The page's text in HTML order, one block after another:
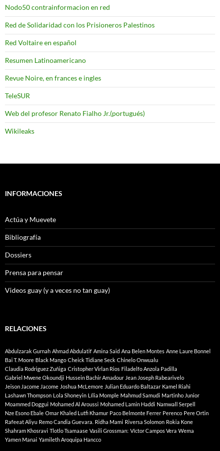
Nodo50 contrainformacion en red
Red de Solidaridad con los Prisioneros Palestinos
Red Voltaire en español
Resumen Latinoamericano
Revue Noire, en frances e ingles
TeleSUR
Web del profesor Renato Fialho Jr.(portugués)
Wikileaks
INFORMACIONES
Actúa y Muevete
Bibliografía
Dossiers
Prensa para pensar
Videos guay (y a veces no tan guay)
RELACIONES
Abdulzarak Gurnah Ahmad Abdulatif Amina Said Ana Belen Montes Anne Laure Bonnel
Bai T. Moore Black Mango Cheick Tidiane Seck Chinelo Onwualu
Claudia Rodriguez Zuñiga Cristopher Virlan Rios Filadelfo Anzola Padilla
Gabriel Mwene Okoundji Hussein Bachir Amadour Jean Joseph Rabearivelo
Jeison Jacome Jacome Joshua McLemore Julian Eduardo Baltazar Kamel Riahi
Lashawn Thompson Lola Shoneyin Lília Momple Mahmud Samudi Martinho Junior
Moammed Doggui Mohamed Al Aroussi Mohamed Lamin Haddi Namwall Serpell
Nze Esono Ebale Omar Khaled Lutfi Khamur Paco Belmonte Ferrer Perenco Pere Ortin
Rafeeat Aliyu Remo Candia Guevara. Ridha Mami Riversa Solomon Rokia Kone
Shahram Khosravi Tlotlo Tsamaase Vasili Grossman: Víctor Campos Vera Wema
Yamen Manai Yamileth Aroquipa Hancco